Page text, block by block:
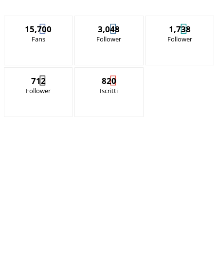
15,700
Fans
3,048
Follower
1,738
Follower
712
Follower
820
Iscritti